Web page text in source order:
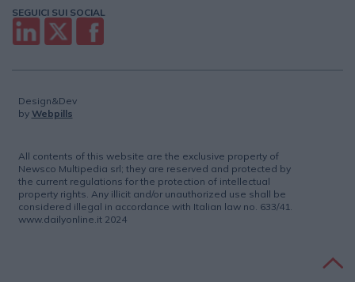
SEGUICI SUI SOCIAL
Design&Dev
by Webpills
All contents of this website are the exclusive property of
Newsco Multipedia srl; they are reserved and protected by
the current regulations for the protection of intellectual
property rights. Any illicit and/or unauthorized use shall be
considered illegal in accordance with Italian law no. 633/41.
www.dailyonline.it 2024